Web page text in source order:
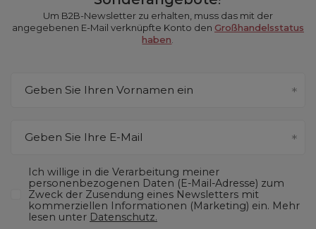
Um B2B-Newsletter zu erhalten, muss das mit der
angegebenen E-Mail verknüpfte Konto den Großhandelsstatus
haben
Geben Sie Ihren Vornamen ein
Geben Sie Ihre E-Mail
Ich willige in die Verarbeitung meiner
personenbezogenen Daten (E-Mail-Adresse) zum
Zweck der Zusendung eines Newsletters mit
kommerziellen Informationen (Marketing) ein. Mehr
lesen unter Datenschutz.